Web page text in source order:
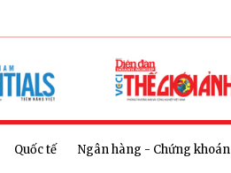
Quốc tế Ngân hàng - Chứng khoán